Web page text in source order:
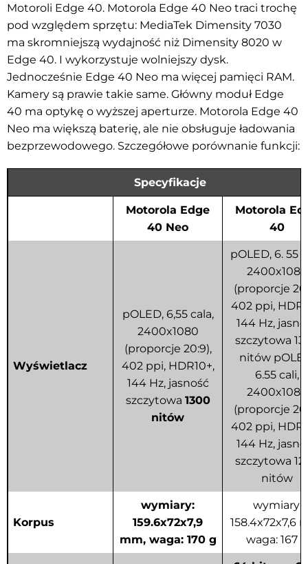
Motoroli Edge 40. Motorola Edge 40 Neo traci trochę
pod względem sprzętu: MediaTek Dimensity 7030
ma skromniejszą wydajność niż Dimensity 8020 w
Edge 40. I wykorzystuje wolniejszy dysk.
Jednocześnie Edge 40 Neo ma więcej pamięci RAM.
Kamery są prawie takie same. Główny moduł Edge
40 ma optykę o wyższej aperturze. Motorola Edge 40
Neo ma większą baterię, ale nie obsługuje ładowania
bezprzewodowego. Szczegółowe porównanie funkcji:
Specyfikacje
Motorola Edge
40 Neo
Motorola
40
Wyświetlacz
pOLED, 6,55 cala,
2400x1080
(proporcje 20:9),
402 ppi, HDR10+,
144 Hz, jasność
szczytowa 1300
nitów
pOLED, 6. 55
2400x1080
(proporcje
402 ppi,
144 Hz,
szczytowa
nitów
6.55 cali,
2400x1080
(proporcje
402 ppi,
144 Hz,
szczytowa
nitów
Korpus
wymiary:
159.6x72x7,9
mm, waga: 170 g
wymiary:
158.4x72x7,6
waga: 167 g